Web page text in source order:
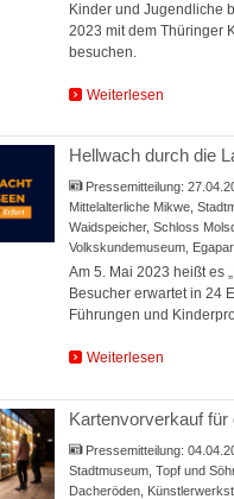
Kinder und Jugendliche
2023 mit dem Thüringer
besuchen.
Weiterlesen
Hellwach durch die
Pressemitteilung:
Mittelalterliche Mikwe,
Waidspeicher, Schloss
Volkskundemuseum,
Am 5. Mai 2023 heißt es
Besucher erwartet in 24
Führungen und
Weiterlesen
Kartenvorverkauf
Pressemitteilung:
Stadtmuseum, Topf und
Dacheröden,